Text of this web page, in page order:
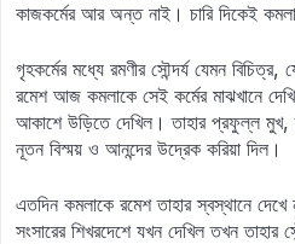
কাজকর্মের আর অন্ত নাই। চারি দিকেই
গৃহকর্মের মধ্যে রমণীর সৌন্দর্য যেমন
রমেশ আজ কমলাকে সেই কর্মের মাঝখানে
আকাশে উড়িতে দেখিল। তাহার প্রফুল্ল মুখ,
নূতন বিস্ময় ও আনন্দের উদ্রেক করিয়া দিল।
এতদিন কমলাকে রমেশ তাহার স্বস্থানে
সংসারের শিখরদেশে যখন দেখিল তখন তাহার